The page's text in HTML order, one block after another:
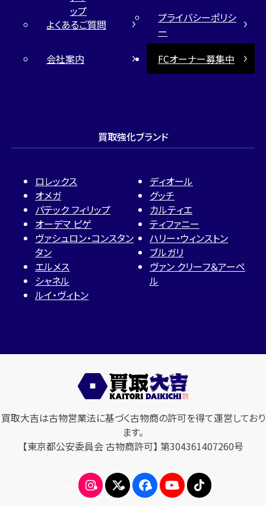
ップ
よくあるご質問
プライバシーポリシ
ー
会社案内
FCオーナー募集中
買取強化ブランド
ロレックス
オメガ
パテック フィリップ
オーデマ ピゲ
ヴァシュロン・コンスタン
タン
エルメス
シャネル
ルイ・ヴィトン
ディオール
グッチ
カルティエ
ティファニー
ハリー・ウィンストン
ブルガリ
ヴァン クリーフ＆アーペ
ル
買取大吉は古物営業法に基づく古物商の許可を得て運営しており
ます。
【東京都公安委員会 古物商許可】 第304361407260号